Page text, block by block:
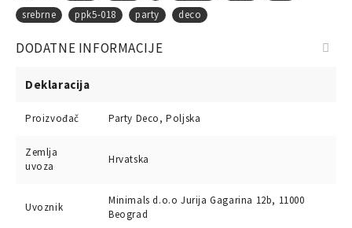
srebrne
ppk5-018 party deco
DODATNE INFORMACIJE
Deklaracija
Proizvođač Party Deco, Poljska
Zemlja
uvoza
Hrvatska
Uvoznik
Minimals d.o.o Jurija Gagarina 12b, 11000
Beograd